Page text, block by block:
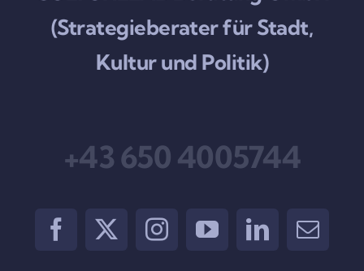
(Strategieberater für Stadt,
Kultur und Politik)
+43 650 4005744